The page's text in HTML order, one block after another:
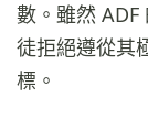
數。雖然 ADF
徒拒絕遵從其
標。